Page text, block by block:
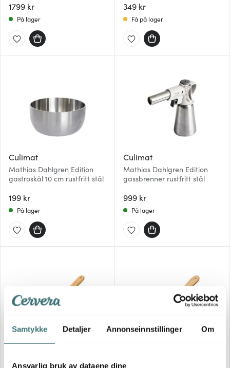
Samtykke Detaljer Annonseinnstillinger Om
Ansvarlig bruk av dataene dine
1799 kr
På lager
349 kr
Få på lager
Culimat
Mathias Dahlgren Edition
gastroskål 10 cm rustfritt stål
199 kr
På lager
Culimat
Mathias Dahlgren Edition
gassbrenner rustfritt stål
999 kr
På lager